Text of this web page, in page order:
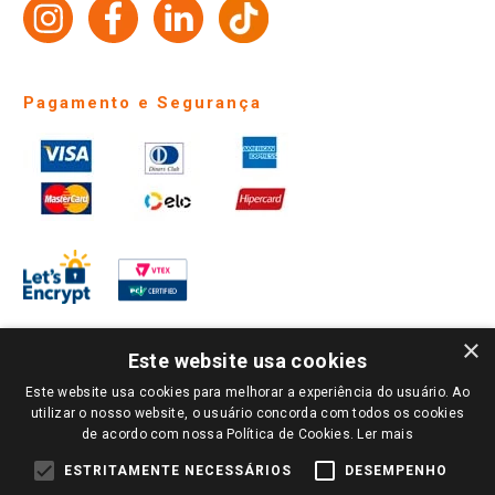
Identidade Visual
Pagamento e Segurança
PARA VER OS PREÇOS DA SUA REGIÃO, FAÇA LOGIN E SELECIONE A LOJA DE
SUA PREFERÊNCIA. SOMENTE APÓS O LOGIN, OS PREÇOS DA SUA REGIÃO OU
LOJA SERÃO CARREGADOS.
TODOS OS PREÇOS E CONDIÇÕES COMERCIAIS DESTE SITE SÃO VÁLIDOS APENAS
PARA COMPRAS REALIZADAS NO GIASSI.COM.BR E NA LOJA SELECIONADA
×
Este website usa cookies
Este website usa cookies para melhorar a experiência do usuário. Ao
utilizar o nosso website, o usuário concorda com todos os cookies
de acordo com nossa Política de Cookies. Ler mais
ESTRITAMENTE NECESSÁRIOS DESEMPENHO